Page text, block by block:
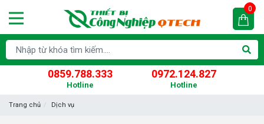
0859.788.333
Hotline
0972.124.827
Hotline
0
Trang chủ Dịch vụ